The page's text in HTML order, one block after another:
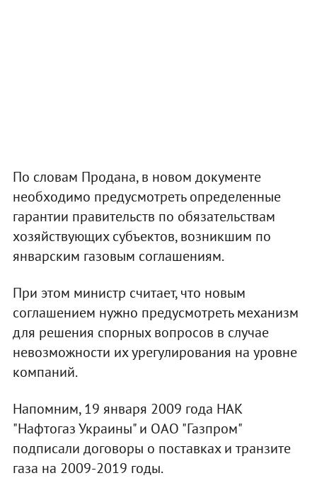
По словам Продана, в новом документе
необходимо предусмотреть определенные
гарантии правительств по обязательствам
хозяйствующих субъектов, возникшим по
январским газовым соглашениям.
При этом министр считает, что новым
соглашением нужно предусмотреть механизм
для решения спорных вопросов в случае
невозможности их урегулирования на уровне
компаний.
Напомним, 19 января 2009 года НАК
"Нафтогаз Украины" и ОАО "Газпром"
подписали договоры о поставках и транзите
газа на 2009-2019 годы.